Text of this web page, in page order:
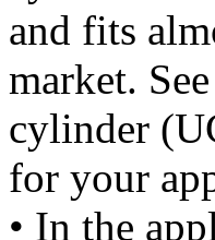
and fits
market.
cylinder
for your
• In the